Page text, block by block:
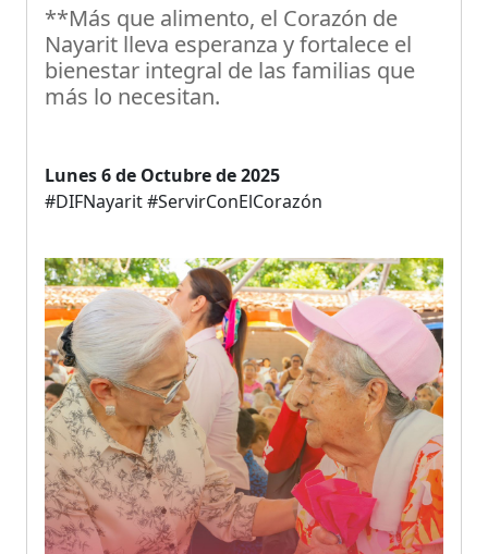
**Más que alimento, el Corazón de
Nayarit lleva esperanza y fortalece el
bienestar integral de las familias que
más lo necesitan.
Lunes 6 de Octubre de 2025
#DIFNayarit #ServirConElCorazón